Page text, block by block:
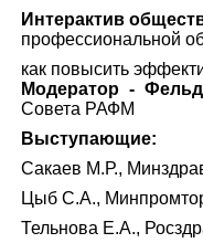
Интерактив
профессиональной
как повысить
Модератор -
Совета РАФМ
Выступающие:
Сакаев М.Р.,
Цыб С.А.,
Тельнова Е.А.,